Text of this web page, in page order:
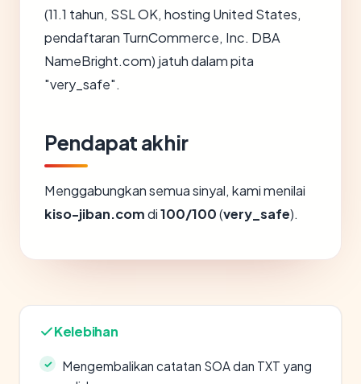
(11.1 tahun, SSL OK, hosting United States,
pendaftaran TurnCommerce, Inc. DBA
NameBright.com) jatuh dalam pita
"very_safe".
Pendapat akhir
Menggabungkan semua sinyal, kami menilai
kiso-jiban.comdi100/100(very_safe).
Kelebihan
Mengembalikan catatan SOA dan TXT yang